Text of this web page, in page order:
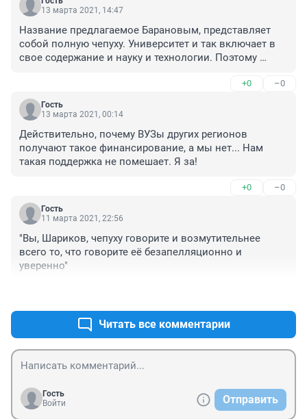
13 марта 2021, 14:47
Название предлагаемое Барановым, представляет
собой полную чепуху. Университет и так включает в
свое содержание и науку и технологии. Поэтому
федеральные и город Уфа прозвучит как столица
Башкирии. Более важная составляющая это кадры,
посмотрите dissernet.ru, сколько преподавателей всех
вообще в черном списке научных руководителей.
Нужна реформа не только вузов Башкирии, но и
науки.
+0 –0
Гость
13 марта 2021, 00:14
Действительно, почему ВУЗы других регионов
получают такое финансирование, а мы нет... Нам
такая поддержка не помешает. Я за!
+0 –0
Гость
11 марта 2021, 22:56
"Вы, Шариков, чепуху говорите и возмутительнее
всего то, что говорите её безапелляционно и
уверенно"
Читать все комментарии
Гость
Войти
Отправить